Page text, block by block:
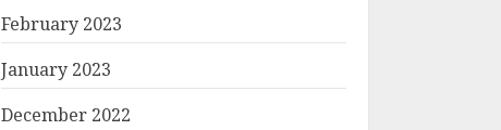
February 2023
January 2023
December 2022